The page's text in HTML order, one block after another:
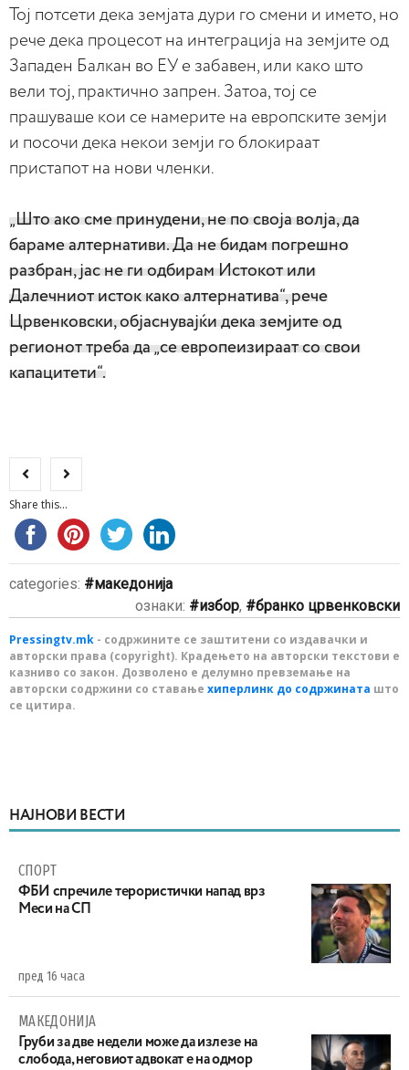
Тој потсети дека земјата дури го смени и името, но
рече дека процесот на интеграција на земјите од
Западен Балкан во ЕУ е забавен, или како што
вели тој, практично запрен. Затоа, тој се
прашуваше кои се намерите на европските земји
и посочи дека некои земји го блокираат
пристапот на нови членки.
„Што ако сме принудени, не по своја волја, да
бараме алтернативи. Да не бидам погрешно
разбран, јас не ги одбирам Истокот или
Далечниот исток како алтернатива“, рече
Црвенковски, објаснувајќи дека земјите од
регионот треба да „се европеизираат со свои
капацитети“.
Share this...
categories:
македонија
ознаки:
избор, бранко црвенковски
Pressingtv.mk - содржините се заштитени со издавачки и
авторски права (copyright). Крадењето на авторски текстови е
казниво со закон. Дозволено е делумно превземање на
авторски содржини со ставање хиперлинк до содржината што
се цитира.
НАЈНОВИ ВЕСТИ
СПОРТ
ФБИ спречиле терористички напад врз
Меси на СП
пред 16 часа
МАКЕДОНИЈА
Груби за две недели може да излезе на
слобода, неговиот адвокат е на одмор